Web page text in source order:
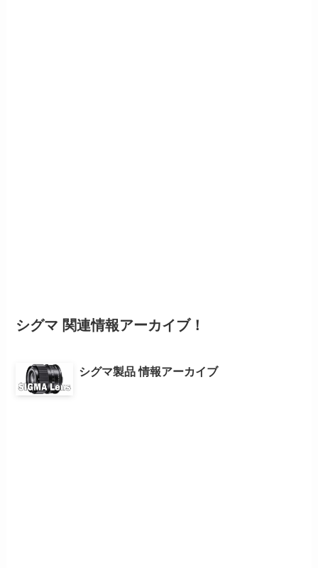
シグマ 関連情報アーカイブ！
シグマ製品 情報アーカイブ